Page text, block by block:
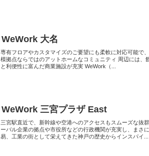
WeWork 大名
専有フロアやカスタマイズのご要望にも柔軟に対応可能で
模拠点ならではのアットホームなコミュニティ 周辺には、
と利便性に富んだ商業施設が充実 WeWork（...
WeWork 三宮プラザ East
三宮駅直近で、新幹線や空港へのアクセスもスムーズな抜
ーバル企業の拠点や市役所などの行政機関が充実し、まさ
易、工業の街として栄えてきた神戸の歴史からインスパイ...